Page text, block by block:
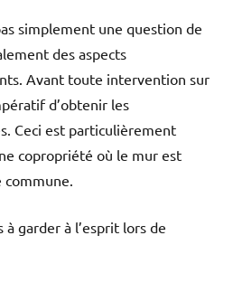
simplement une question de
des aspects
Avant toute intervention sur
d’obtenir les
Ceci est particulièrement
copropriété où le mur est
garder à l’esprit lors de